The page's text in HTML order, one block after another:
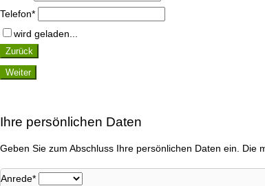
Telefon*
wird geladen...
Zurück
Weiter
Ihre persönlichen Daten
Geben Sie zum Abschluss Ihre persönlichen Daten ein. Die
Anrede*